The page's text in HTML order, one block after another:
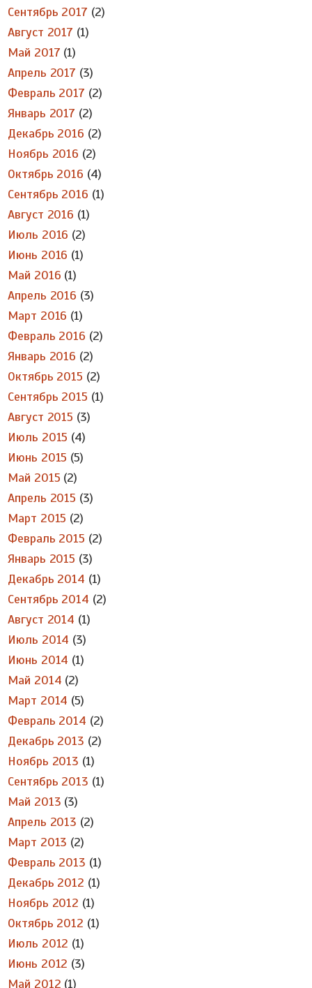
Сентябрь 2017 (2)
Август 2017 (1)
Май 2017 (1)
Апрель 2017 (3)
Февраль 2017 (2)
Январь 2017 (2)
Декабрь 2016 (2)
Ноябрь 2016 (2)
Октябрь 2016 (4)
Сентябрь 2016 (1)
Август 2016 (1)
Июль 2016 (2)
Июнь 2016 (1)
Май 2016 (1)
Апрель 2016 (3)
Март 2016 (1)
Февраль 2016 (2)
Январь 2016 (2)
Октябрь 2015 (2)
Сентябрь 2015 (1)
Август 2015 (3)
Июль 2015 (4)
Июнь 2015 (5)
Май 2015 (2)
Апрель 2015 (3)
Март 2015 (2)
Февраль 2015 (2)
Январь 2015 (3)
Декабрь 2014 (1)
Сентябрь 2014 (2)
Август 2014 (1)
Июль 2014 (3)
Июнь 2014 (1)
Май 2014 (2)
Март 2014 (5)
Февраль 2014 (2)
Декабрь 2013 (2)
Ноябрь 2013 (1)
Сентябрь 2013 (1)
Май 2013 (3)
Апрель 2013 (2)
Март 2013 (2)
Февраль 2013 (1)
Декабрь 2012 (1)
Ноябрь 2012 (1)
Октябрь 2012 (1)
Июль 2012 (1)
Июнь 2012 (3)
Май 2012 (1)